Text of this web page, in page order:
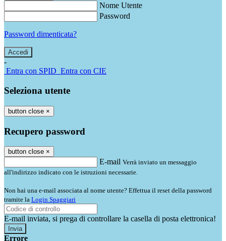
Nome Utente
Password
Password dimenticata?
-
Entra con SPID Entra con CIE
Seleziona utente
button close ×
Recupero password
button close ×
E-mail Verrà inviato un messaggio
all'indirizzo indicato con le istruzioni necessarie.
Non hai una e-mail associata al nome utente? Effettua il reset della password
tramite la Login Spaggiari
E-mail inviata, si prega di controllare la casella di posta elettronica!
Errore